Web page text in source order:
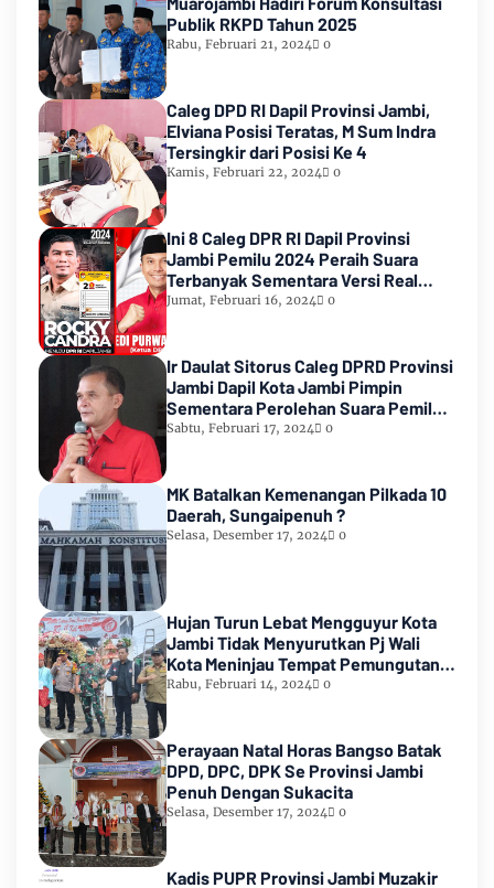
Publik RKPD Tahun 2025
Rabu, Februari 21, 2024 0
Caleg DPD RI Dapil Provinsi Jambi,
Elviana Posisi Teratas, M Sum Indra
Tersingkir dari Posisi Ke 4
Kamis, Februari 22, 2024 0
Ini 8 Caleg DPR RI Dapil Provinsi
Jambi Pemilu 2024 Peraih Suara
Terbanyak Sementara Versi Real
Count KPU RI
Jumat, Februari 16, 2024 0
Ir Daulat Sitorus Caleg DPRD Provinsi
Jambi Dapil Kota Jambi Pimpin
Sementara Perolehan Suara Pemilu
2024
Sabtu, Februari 17, 2024 0
MK Batalkan Kemenangan Pilkada 10
Daerah, Sungaipenuh ?
Selasa, Desember 17, 2024 0
Hujan Turun Lebat Mengguyur Kota
Jambi Tidak Menyurutkan Pj Wali
Kota Meninjau Tempat Pemungutan
Suara Pemilu 2024
Rabu, Februari 14, 2024 0
Perayaan Natal Horas Bangso Batak
DPD, DPC, DPK Se Provinsi Jambi
Penuh Dengan Sukacita
Selasa, Desember 17, 2024 0
Kadis PUPR Provinsi Jambi Muzakir